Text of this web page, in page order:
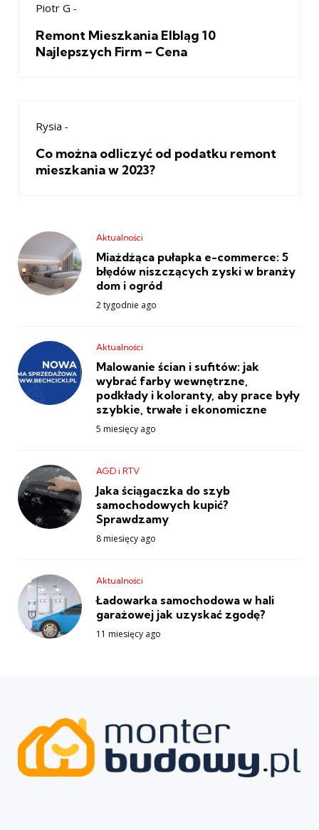
Piotr G -
Remont Mieszkania Elbląg 10
Najlepszych Firm – Cena
Rysia -
Co można odliczyć od podatku remont
mieszkania w 2023?
Aktualności
Miażdżąca pułapka e-commerce: 5
błędów niszczących zyski w branży
dom i ogród
2 tygodnie ago
Aktualności
Malowanie ścian i sufitów: jak
wybrać farby wewnętrzne,
podkłady i koloranty, aby prace były
szybkie, trwałe i ekonomiczne
5 miesięcy ago
AGD i RTV
Jaka ściągaczka do szyb
samochodowych kupić?
Sprawdzamy
8 miesięcy ago
Aktualności
Ładowarka samochodowa w hali
garażowej jak uzyskać zgodę?
11 miesięcy ago